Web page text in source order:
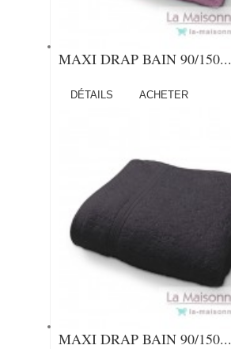
MAXI DRAP BAIN 90/150...
DÉTAILS ACHETER
MAXI DRAP BAIN 90/150...